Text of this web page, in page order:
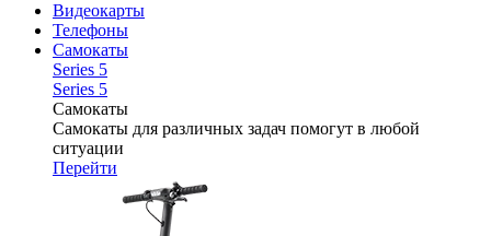
Видеокарты
Телефоны
Самокаты
Series 5
Series 5
Самокаты
Самокаты для различных задач помогут в любой
ситуации
Перейти